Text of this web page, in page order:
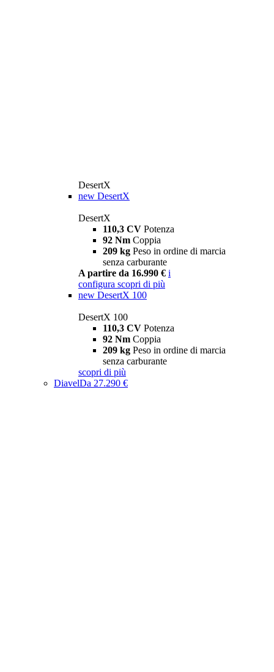
DesertX
new DesertX
DesertX
110,3 CV Potenza
92 Nm Coppia
209 kg Peso in ordine di marcia
senza carburante
A partire da 16.990 € i
configura scopri di più
new DesertX 100
DesertX 100
110,3 CV Potenza
92 Nm Coppia
209 kg Peso in ordine di marcia
senza carburante
scopri di più
DiavelDa 27.290 €